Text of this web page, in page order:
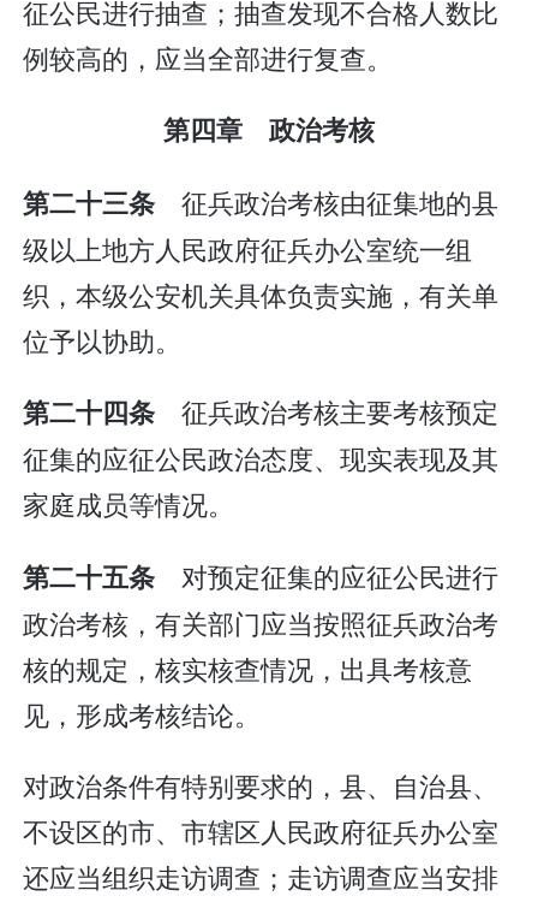
征公民进行抽查；抽查发现不合格人数比
例较高的，应当全部进行复查。
第四章 政治考核
第二十三条 征兵政治考核由征集地的县
级以上地方人民政府征兵办公室统一组
织，本级公安机关具体负责实施，有关单
位予以协助。
第二十四条 征兵政治考核主要考核预定
征集的应征公民政治态度、现实表现及其
家庭成员等情况。
第二十五条 对预定征集的应征公民进行
政治考核，有关部门应当按照征兵政治考
核的规定，核实核查情况，出具考核意
见，形成考核结论。
对政治条件有特别要求的，县、自治县、
不设区的市、市辖区人民政府征兵办公室
还应当组织走访调查；走访调查应当安排